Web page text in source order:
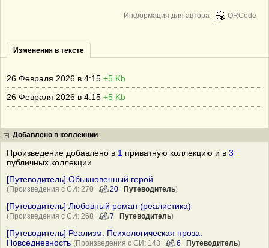
QRCode
Информация для автора
Изменения в тексте
26 Февраля 2026 в 4:15 +5 Kb
26 Февраля 2026 в 4:15 +5 Kb
Добавлено в коллекции
Произведение добавлено в 1 приватную коллекцию и в 3
публичных коллекции
[Путеводитель] Обыкновенный герой
(Произведения с СИ: 270 20 Путеводитель)
[Путеводитель] Любовный роман (реалистика)
(Произведения с СИ: 268 7 Путеводитель)
[Путеводитель] Реализм. Психологическая проза.
Повседневность (Произведения с СИ: 143 6 Путеводитель)